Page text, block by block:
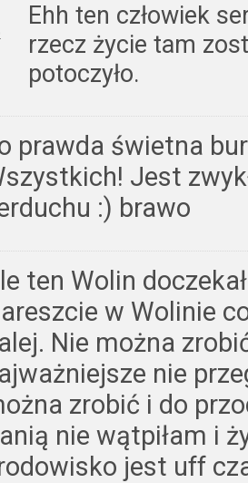
Ehh ten człowiek
rzecz życie tam
potoczyło.
prawda świetna
Jest
:) brawo
ten Wolin
w Wolinie
Nie można
nie
zrobić i do
nie wątpiłam i
jest uff